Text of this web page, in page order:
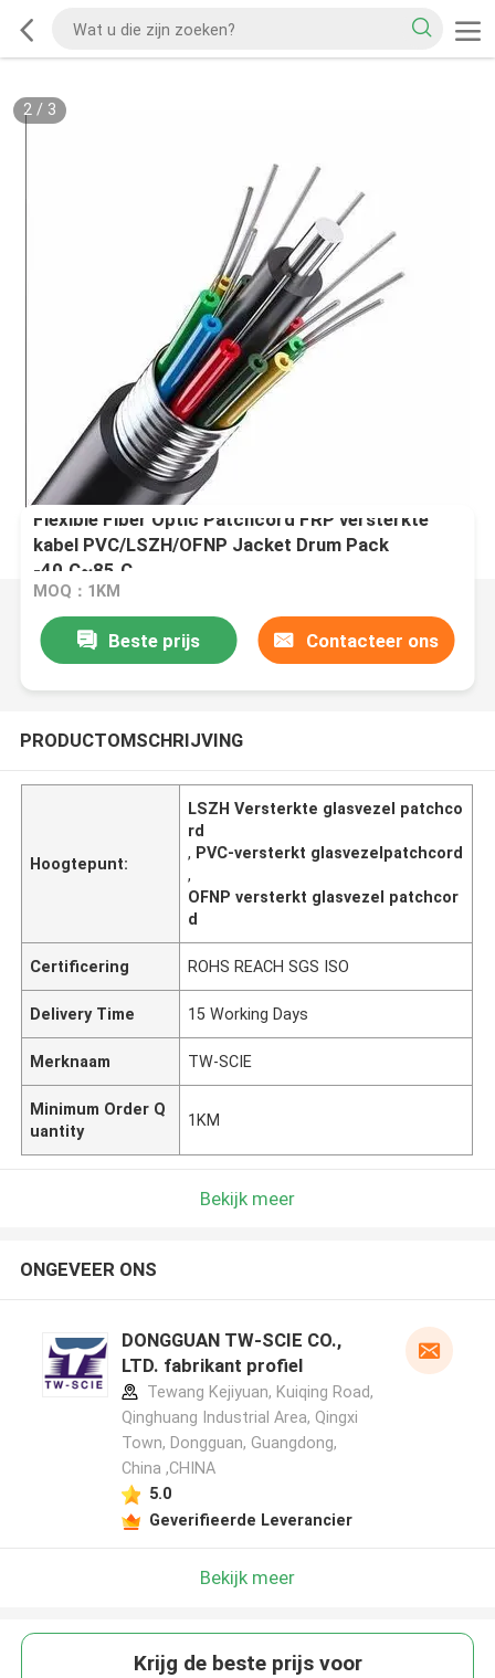
2/ 3
Flexible Fiber Optic Patchcord FRP versterkte
kabel PVC/LSZH/OFNP Jacket Drum Pack
-40.C~85.C
MOQ：1KM
Beste prijs Contacteer ons
PRODUCTOMSCHRIJVING
Hoogtepunt:
LSZH Versterkte glasvezel patchco
rd
, PVC-versterkt glasvezelpatchcord
,
OFNP versterkt glasvezel patchcor
d
Certificering ROHS REACH SGS ISO
Delivery Time 15 Working Days
Merknaam TW-SCIE
Minimum Order Q
uantity
1KM
Bekijk meer
ONGEVEER ONS
DONGGUAN TW-SCIE CO.,
LTD. fabrikant profiel
Tewang Kejiyuan, Kuiqing Road,
Qinghuang Industrial Area, Qingxi
Town, Dongguan, Guangdong,
China ,CHINA
5.0
Geverifieerde Leverancier
Bekijk meer
Krijg de beste prijs voor